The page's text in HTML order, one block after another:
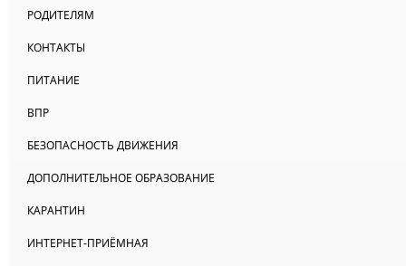
РОДИТЕЛЯМ
КОНТАКТЫ
ПИТАНИЕ
ВПР
БЕЗОПАСНОСТЬ ДВИЖЕНИЯ
ДОПОЛНИТЕЛЬНОЕ ОБРАЗОВАНИЕ
КАРАНТИН
ИНТЕРНЕТ-ПРИЁМНАЯ